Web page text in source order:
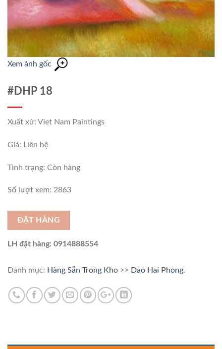
Xem ảnh gốc
#DHP 18
Xuất xứ: Viet Nam Paintings
Giá: Liên hệ
Tình trạng: Còn hàng
Số lượt xem: 2863
ĐẶT HÀNG
LH đặt hàng: 0914888554
Danh mục: Hàng Sẵn Trong Kho >> Dao Hai Phong.